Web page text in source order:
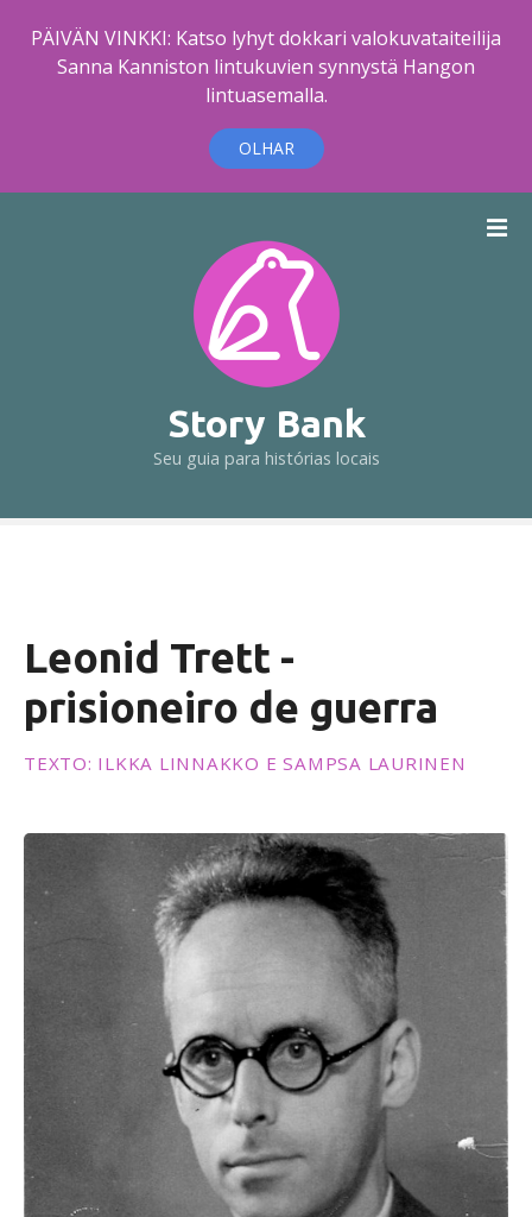
PÄIVÄN VINKKI: Katso lyhyt dokkari valokuvataiteilija
Sanna Kanniston lintukuvien synnystä Hangon
lintuasemalla.
OLHAR
e
Story Bank
Seu guia para histórias locais
Leonid Trett -
prisioneiro de guerra
TEXTO: ILKKA LINNAKKO E SAMPSA LAURINEN